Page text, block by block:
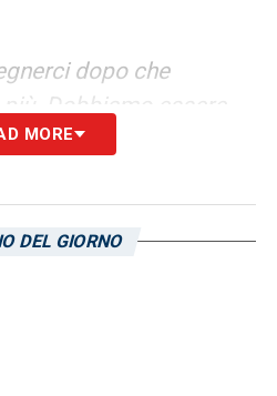
dopo che
Dobbiamo essere
se perdiamo 2-0 è
dovevamo fare
bassa e pensiamo
MORE
DEL GIORNO